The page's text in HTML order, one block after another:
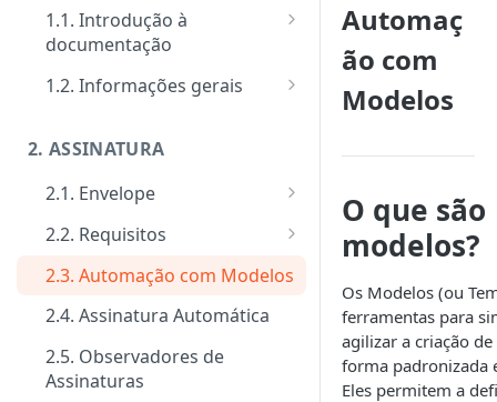
1.1. Introdução à
documentação
Primeiros passos
Ferramentas de Teste:
Postman e Insomnia
1.2. Informações gerais
Suporte
Limite de requisições
Mensagens de erro
Segurança
2. ASSINATURA
2.1. Envelope
Guia de criação: O passo a
passo padrão
Tipos de notificações para os
signatários
Notificações
2.2. Requisitos
Tipos de requisitos de
autenticação
2.3. Automação com Modelos
2.4. Assinatura Automática
2.5. Observadores de
Assinaturas
Automaç
ão com
Modelos
O que são
modelos?
Os Modelos (ou
ferramentas para
agilizar a criação
forma padronizada
Eles permitem a